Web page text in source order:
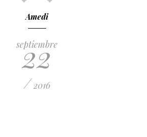
Amedi
septiembre
22
/ 2016